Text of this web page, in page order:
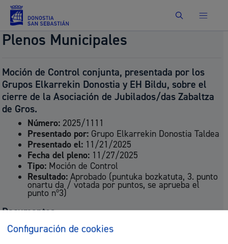
Buscar
Plenos Municipales
Moción de Control conjunta, presentada por los
Grupos Elkarrekin Donostia y EH Bildu, sobre el
cierre de la Asociación de Jubilados/das Zabaltza
de Gros.
Número:2025/1111
Presentado por: Grupo Elkarrekin Donostia Taldea
Presentado el: 11/21/2025
Fecha del pleno: 11/27/2025
Tipo: Moción de Control
Resultado:Aprobado (puntuka bozkatuta, 3. punto
onartu da / votada por puntos, se aprueba el
punto nº3)
Documentos
P_1111-
Configuración de cookies